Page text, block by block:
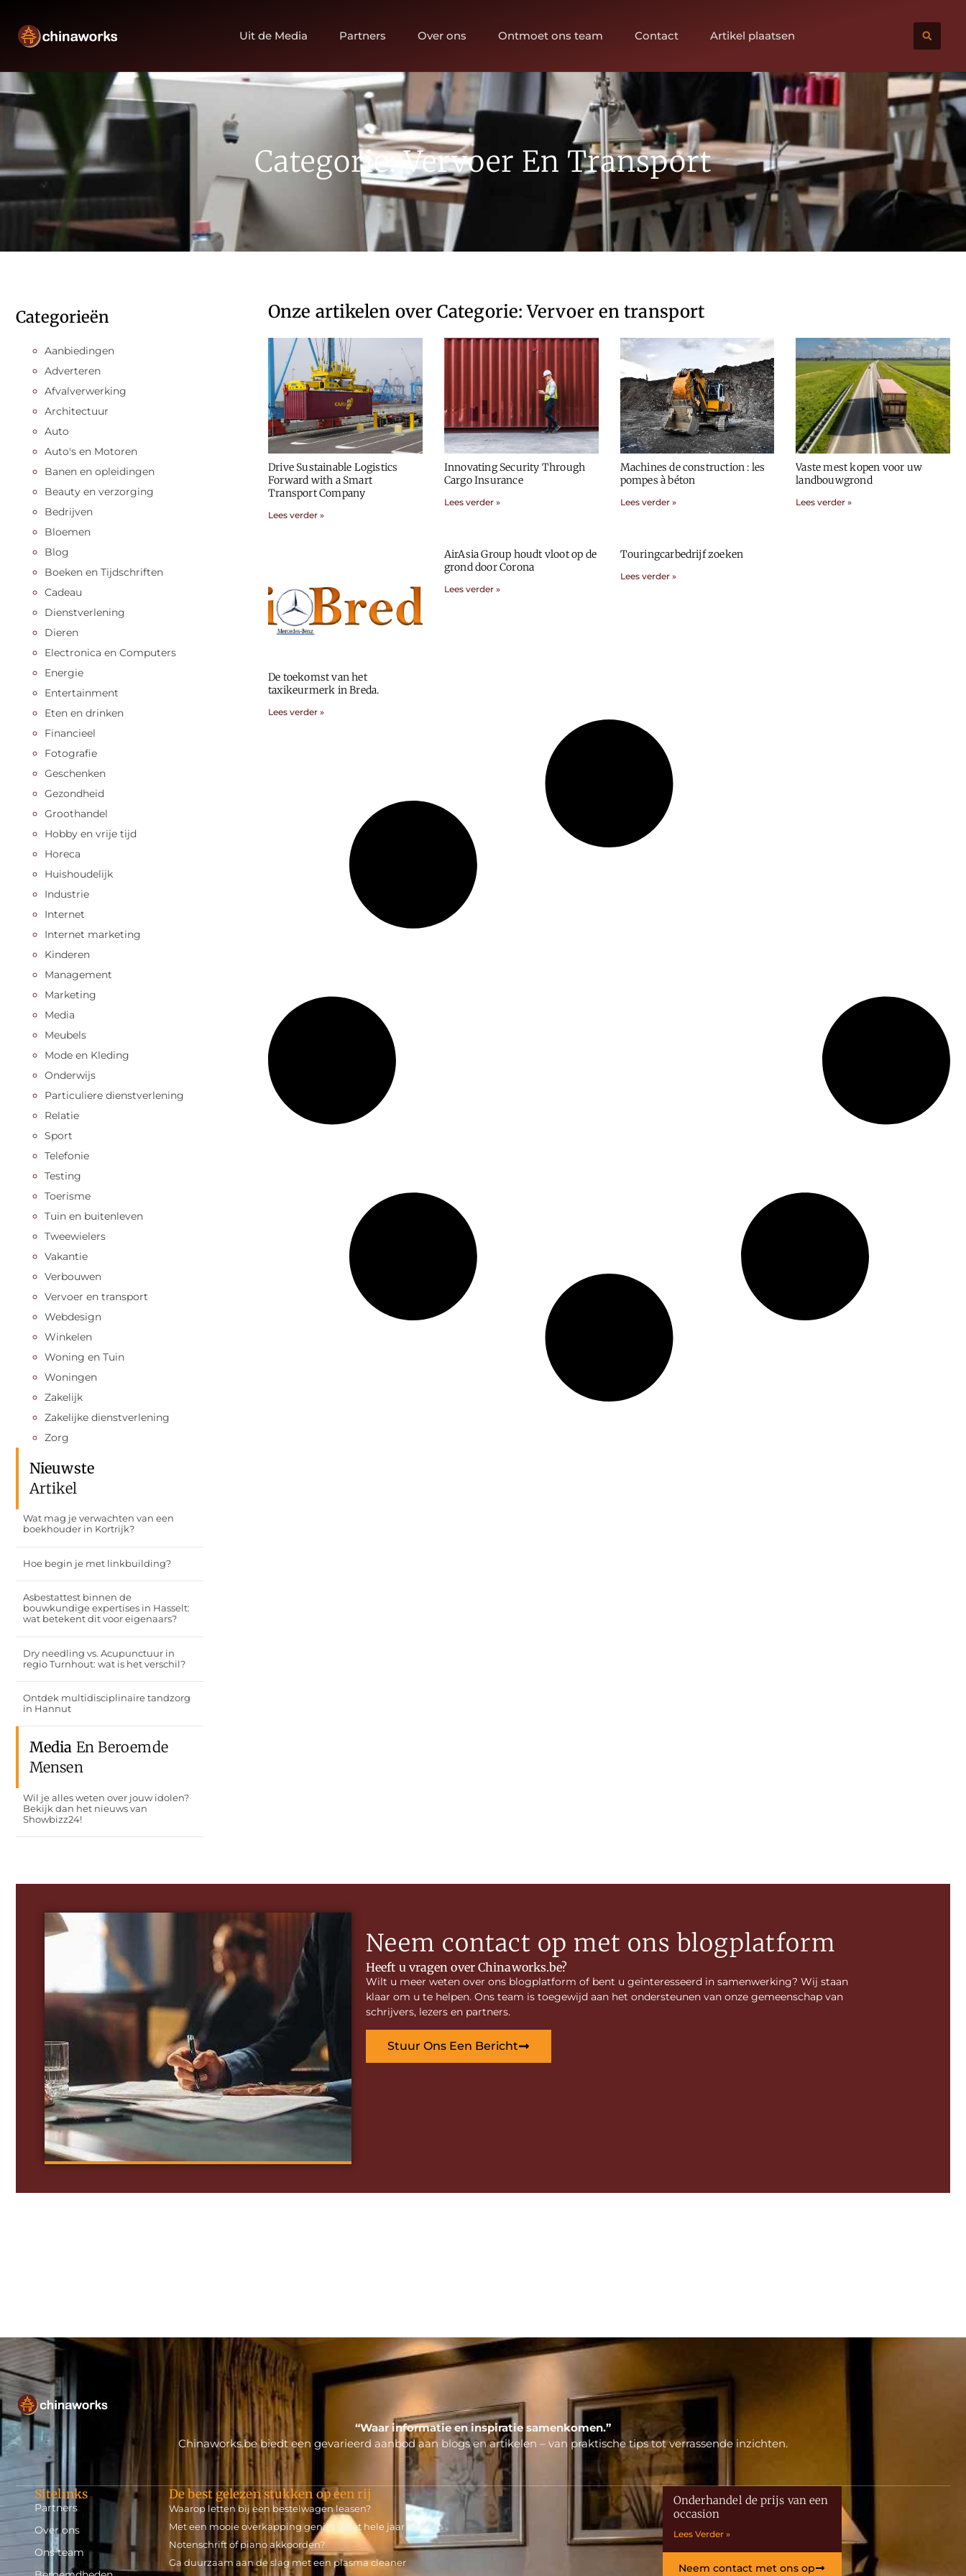
Uit de Media Partners Over ons Ontmoet ons team Contact Artikel plaatsen
Categorie: Vervoer En Transport
Categorieën
Aanbiedingen
Adverteren
Afvalverwerking
Architectuur
Auto
Auto's en Motoren
Banen en opleidingen
Beauty en verzorging
Bedrijven
Bloemen
Blog
Boeken en Tijdschriften
Cadeau
Dienstverlening
Dieren
Electronica en Computers
Energie
Entertainment
Eten en drinken
Financieel
Fotografie
Geschenken
Gezondheid
Groothandel
Hobby en vrije tijd
Horeca
Huishoudelijk
Industrie
Internet
Internet marketing
Kinderen
Management
Marketing
Media
Meubels
Mode en Kleding
Onderwijs
Particuliere dienstverlening
Relatie
Sport
Telefonie
Testing
Toerisme
Tuin en buitenleven
Tweewielers
Vakantie
Verbouwen
Vervoer en transport
Webdesign
Winkelen
Woning en Tuin
Woningen
Zakelijk
Zakelijke dienstverlening
Zorg
Nieuwste
Artikel
Wat mag je verwachten van een
boekhouder in Kortrijk?
Hoe begin je met linkbuilding?
Asbestattest binnen de
bouwkundige expertises in Hasselt:
wat betekent dit voor eigenaars?
Dry needling vs. Acupunctuur in
regio Turnhout: wat is het verschil?
Ontdek multidisciplinaire tandzorg
in Hannut
Media En Beroemde
Mensen
Wil je alles weten over jouw idolen?
Bekijk dan het nieuws van
Showbizz24!
Onze artikelen over Categorie: Vervoer en transport
Drive Sustainable Logistics
Forward with a Smart
Transport Company
Lees verder »
Innovating Security Through
Cargo Insurance
Lees verder »
Machines de construction : les
pompes à béton
Lees verder »
Vaste mest kopen voor uw
landbouwgrond
Lees verder »
De toekomst van het
taxikeurmerk in Breda.
Lees verder »
AirAsia Group houdt vloot op de
grond door Corona
Lees verder »
Touringcarbedrijf zoeken
Lees verder »
Neem contact op met ons blogplatform
Heeft u vragen over Chinaworks.be?
Wilt u meer weten over ons blogplatform of bent u geïnteresseerd in samenwerking? Wij staan
klaar om u te helpen. Ons team is toegewijd aan het ondersteunen van onze gemeenschap van
schrijvers, lezers en partners.
Stuur Ons Een Bericht
“Waar informatie en inspiratie samenkomen.”
Chinaworks.be biedt een gevarieerd aanbod aan blogs en artikelen – van praktische tips tot verrassende inzichten.
Sitelinks
Partners
Over ons
Ons team
De best gelezen stukken op een rij
Waarop letten bij een bestelwagen leasen?
Met een mooie overkapping geniet u het hele jaar door
Notenschrift of piano akkoorden?
Ga duurzaam aan de slag met een plasma cleaner
Onderhandel de prijs van een
occasion
Lees Verder »
Neem contact met ons op